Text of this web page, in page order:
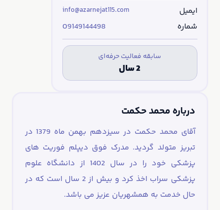
ایمیل info@azarnejat115.com
شماره 09149144498
سابقه فعالیت حرفه‌ای
2 سال
درباره محمد حکمت
آقای محمد حکمت در سیزدهم بهمن ماه 1379 در
تبریز متولد گردید. مدرک فوق دیپلم فوریت های
پزشکی خود را در سال 1402 از دانشگاه علوم
پزشکی سراب اخذ کرد و بیش از 2 سال است که در
حال خدمت به همشهریان عزیز می باشد.